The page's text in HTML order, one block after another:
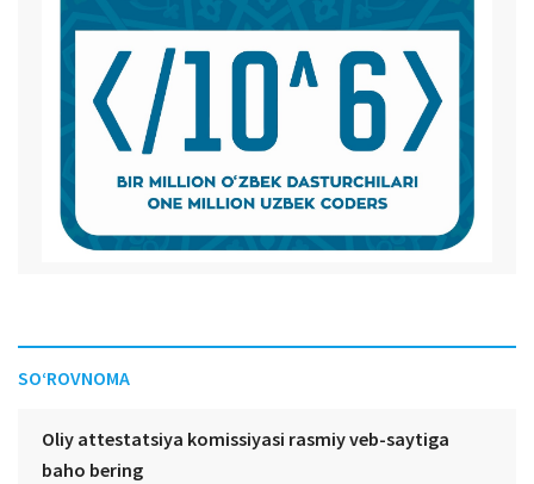
SO‘ROVNOMA
Oliy attestatsiya komissiyasi rasmiy veb-saytiga
baho bering